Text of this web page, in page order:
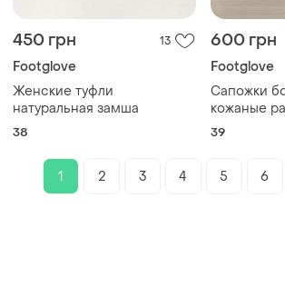
450 грн 13
Footglove
Женские туфли
натуральная замша
38
600 грн
Footglove
Сапожки
кожаные
39
1 2 3 4 5 6